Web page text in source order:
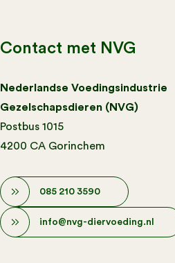
Contact met NVG
Nederlandse Voedingsindustrie
Gezelschapsdieren (NVG)
Postbus 1015
4200 CA Gorinchem
085 210 3590
info@nvg-diervoeding.nl